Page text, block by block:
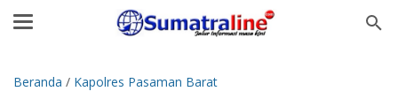
Beranda / Kapolres Pasaman Barat